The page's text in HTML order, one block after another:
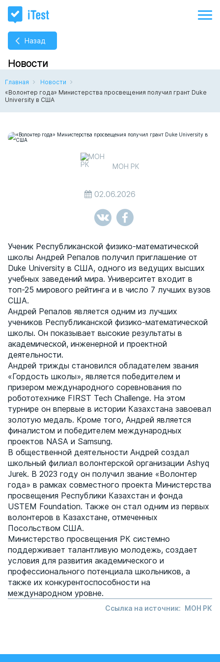
Назад
Новости
Главная
Новости
«Волонтер года» Министерства просвещения получил грант Duke
University в США
МОН РК
02.06.2026
Ученик Республиканской физико-математической
школы Андрей Репалов получил приглашение от
Duke University в США, одного из ведущих высших
учебных заведений мира. Университет входит в
топ-25 мирового рейтинга и в число 7 лучших вузов
США.
Андрей Репалов является одним из лучших
учеников Республиканской физико-математической
школы. Он показывает высокие результаты в
академической, инженерной и проектной
деятельности.
Андрей трижды становился обладателем звания
«Гордость школы», является победителем и
призером международного соревнования по
робототехнике FIRST Tech Challenge. На этом
турнире он впервые в истории Казахстана завоевал
золотую медаль. Кроме того, Андрей является
финалистом и победителем международных
проектов NASA и Samsung.
В общественной деятельности Андрей создал
школьный филиал волонтерской организации Ashyq
Jurek. В 2023 году он получил звание «Волонтер
года» в рамках совместного проекта Министерства
просвещения Республики Казахстан и фонда
USTEM Foundation. Также он стал одним из первых
волонтеров в Казахстане, отмеченных
Посольством США.
Министерство просвещения РК системно
поддерживает талантливую молодежь, создает
условия для развития академического и
профессионального потенциала школьников, а
также их конкурентоспособности на
международном уровне.
Ссылка на источник: МОН РК